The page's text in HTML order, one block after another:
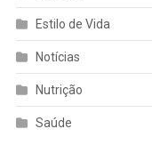
Estilo de Vida
Notícias
Nutrição
Saúde